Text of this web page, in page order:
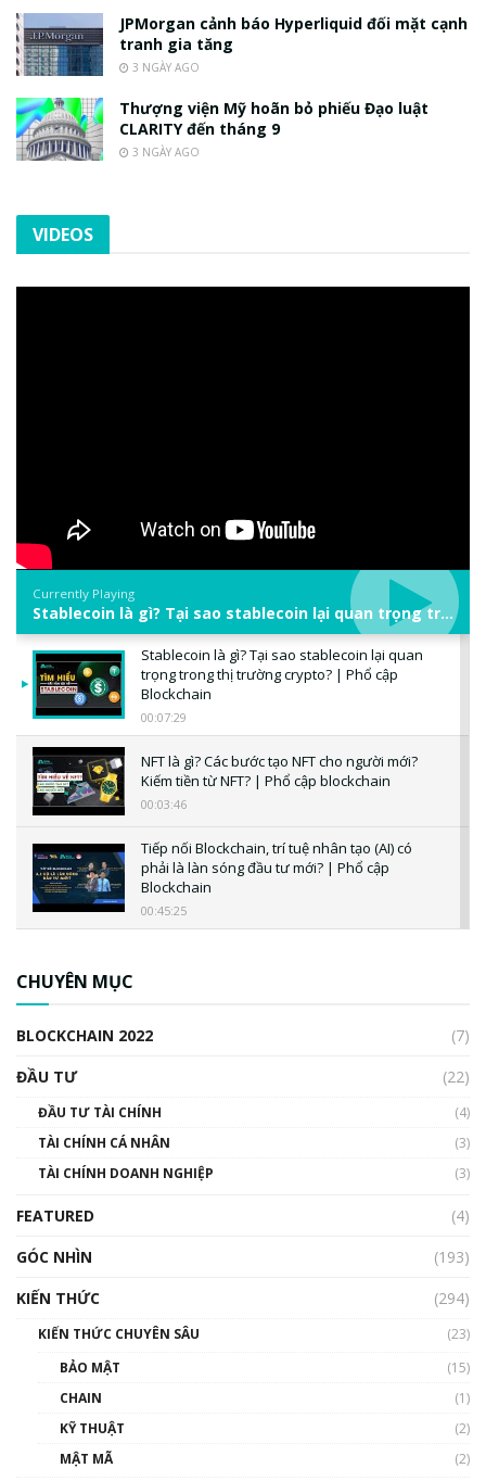
JPMorgan cảnh báo Hyperliquid đối mặt cạnh
tranh gia tăng
3 NGÀY AGO
Thượng viện Mỹ hoãn bỏ phiếu Đạo luật
CLARITY đến tháng 9
3 NGÀY AGO
VIDEOS
Currently Playing
Stablecoin là gì? Tại sao stablecoin lại quan trọng trong thị trường crypto? | Phổ cập Blockchain
Stablecoin là gì? Tại sao stablecoin lại quan
trọng trong thị trường crypto? | Phổ cập
Blockchain
00:07:29
NFT là gì? Các bước tạo NFT cho người mới?
Kiếm tiền từ NFT? | Phổ cập blockchain
00:03:46
Tiếp nối Blockchain, trí tuệ nhân tạo (AI) có
phải là làn sóng đầu tư mới? | Phổ cập
Blockchain
00:45:25
00:02:14
Nhìn lại năm 2022: Những sự kiện ảnh hưởng
đến hệ sinh thái tiền mã hoá | Phổ cập
CHUYÊN MỤC
BLOCKCHAIN 2022
(7)
ĐẦU TƯ
(22)
ĐẦU TƯ TÀI CHÍNH
(4)
TÀI CHÍNH CÁ NHÂN
(3)
TÀI CHÍNH DOANH NGHIỆP
(3)
FEATURED
(4)
GÓC NHÌN
(193)
KIẾN THỨC
(294)
KIẾN THỨC CHUYÊN SÂU
(23)
BẢO MẬT
(15)
CHAIN
(1)
KỸ THUẬT
(2)
MẬT MÃ
(2)